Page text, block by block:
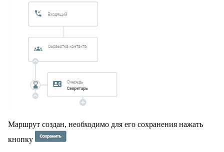
Маршрут создан, необходимо для его сохранения нажать
кнопку